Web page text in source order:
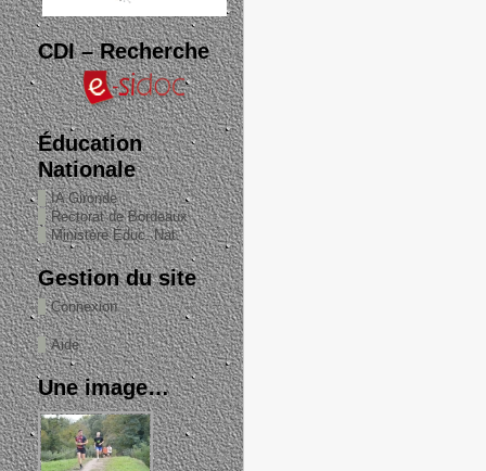
CDI – Recherche
Éducation
Nationale
IA Gironde
Rectorat de Bordeaux
Ministère Éduc. Nat.
Gestion du site
Connexion
Aide
Une image…